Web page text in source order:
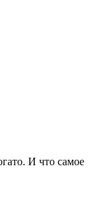
И что самое